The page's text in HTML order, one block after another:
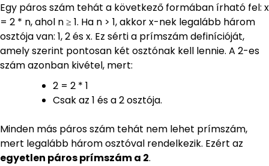
Egy páros szám tehát a következő formában írható fel: x
= 2 * n, ahol n ≥ 1. Ha n > 1, akkor x-nek legalább három
osztója van: 1, 2 és x. Ez sérti a prímszám definícióját,
amely szerint pontosan két osztónak kell lennie. A 2-es
szám azonban kivétel, mert:
2 = 2 * 1
Csak az 1 és a 2 osztója.
Minden más páros szám tehát nem lehet prímszám,
mert legalább három osztóval rendelkezik. Ezért az
egyetlen páros prímszám a 2.